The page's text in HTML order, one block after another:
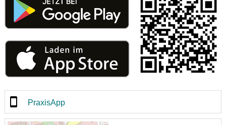
PraxisApp